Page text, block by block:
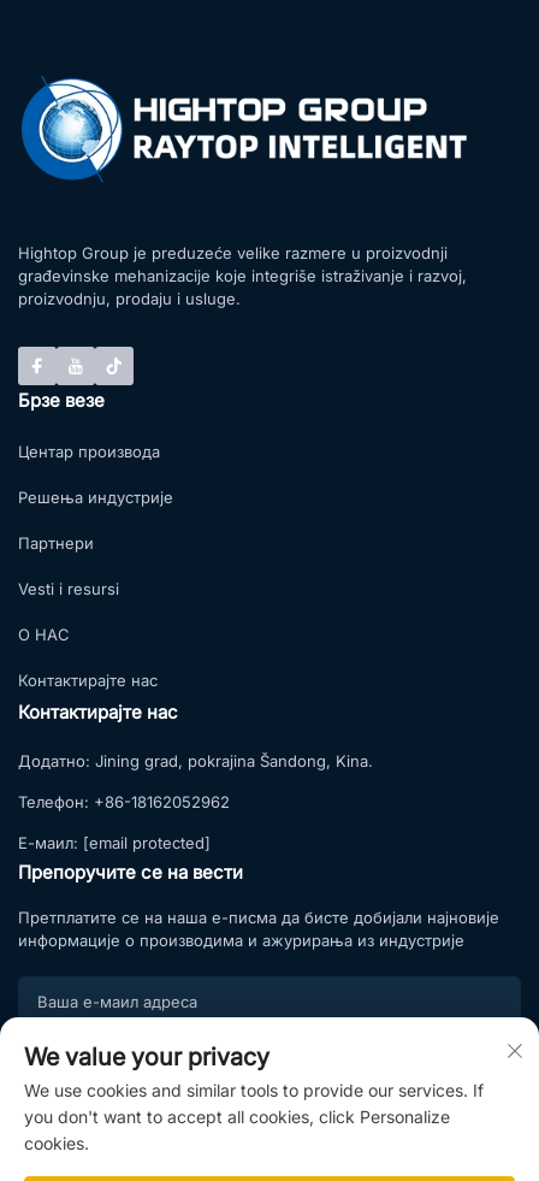
Hightop Group je preduzeće velike razmere u proizvodnji
građevinske mehanizacije koje integriše istraživanje i razvoj,
proizvodnju, prodaju i usluge.
Брзе везе
Центар производа
Решења индустрије
Партнери
Vesti i resursi
О НАС
Контактирајте нас
Контактирајте нас
Додатно: Jining grad, pokrajina Šandong, Kina.
Телефон: +86-18162052962
Е-маил: [email protected]
Препоручите се на вести
Претплатите се на наша е-писма да бисте добијали најновије
информације о производима и ажурирања из индустрије
Подпишите се
Придружите се нашој листи претплате и уживајте у
ексклузивним понудама и стручним саветима.
We value your privacy
We use cookies and similar tools to provide our services. If
you don't want to accept all cookies, click Personalize
cookies.